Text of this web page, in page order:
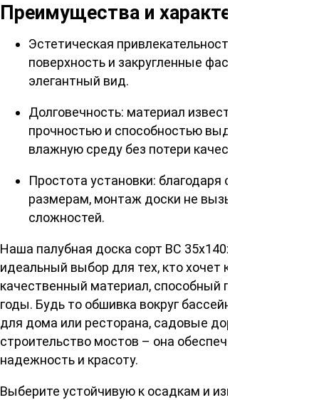
Преимущества и характеристики
Эстетическая привлекательность: строганная
поверхность и закругленные фаски придают
элегантный вид.
Долговечность: материал известен своей
прочностью и способностью выдерживать
влажную среду без потери качества.
Простота установки: благодаря стандартным
размерам, монтаж доски не вызывает
сложностей.
Наша палубная доска сорт ВС 35х140х6000мм это
идеальный выбор для тех, кто хочет купить
качественный материал, способный прослужить
годы. Будь то обшивка вокруг бассейнов, веранды
для дома или ресторана, садовые дорожки или
строительство мостов – она обеспечивает
надежность и красоту.
Выберите устойчивую к осадкам и износу палубную